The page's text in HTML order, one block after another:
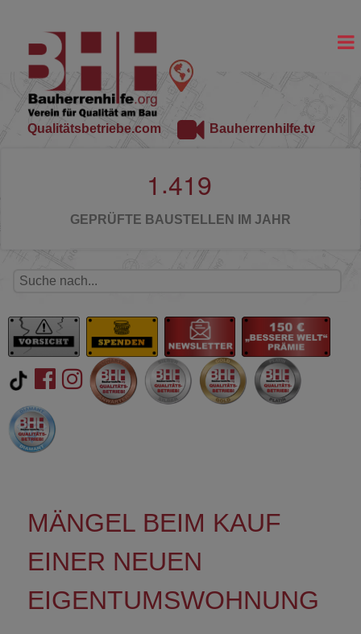
Qualitätsbetriebe.com Bauherrenhilfe.tv
1 .419
GEPRÜFTE BAUSTELLEN IM JAHR
MÄNGEL BEIM KAUF
EINER NEUEN
EIGENTUMSWOHNUNG